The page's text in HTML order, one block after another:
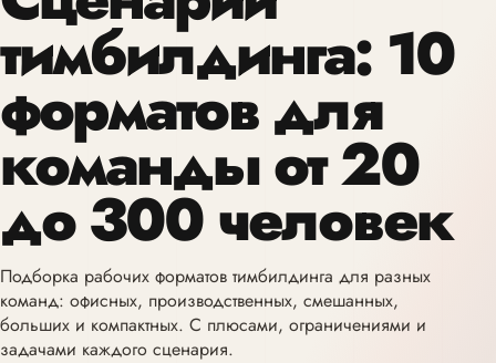
тимбилдинга: 10
форматов для
команды от 20
до 300 человек
Подборка рабочих форматов тимбилдинга для разных
команд: офисных, производственных, смешанных,
больших и компактных. С плюсами, ограничениями и
задачами каждого сценария.